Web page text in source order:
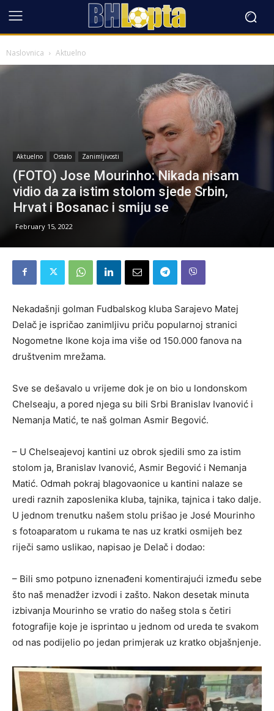
Naslovnica Aktuelno
Aktuelno Ostalo Zanimljivosti
(FOTO) Jose Mourinho: Nikada nisam
vidio da za istim stolom sjede Srbin,
Hrvat i Bosanac i smiju se
February 15, 2022
Nekadašnji golman Fudbalskog kluba Sarajevo Matej
Delač je ispričao zanimljivu priču popularnoj stranici
Nogometne Ikone koja ima više od 150.000 fanova na
društvenim mrežama.
Sve se dešavalo u vrijeme dok je on bio u londonskom
Chelseaju, a pored njega su bili Srbi Branislav Ivanović i
Nemanja Matić, te naš golman Asmir Begović.
– U Chelseajevoj kantini uz obrok sjedili smo za istim
stolom ja, Branislav Ivanović, Asmir Begović i Nemanja
Matić. Odmah pokraj blagovaonice u kantini nalaze se
uredi raznih zaposlenika kluba, tajnika, tajnica i tako dalje.
U jednom trenutku našem stolu prišao je José Mourinho
s fotoaparatom u rukama te nas uz kratki osmijeh bez
riječi samo uslikao, napisao je Delač i dodao:
– Bili smo potpuno iznenađeni komentirajući između sebe
što naš menadžer izvodi i zašto. Nakon desetak minuta
izbivanja Mourinho se vratio do našeg stola s četiri
fotografije koje je isprintao u jednom od ureda te svakom
od nas podijelio po jedan primjerak uz kratko objašnjenje.